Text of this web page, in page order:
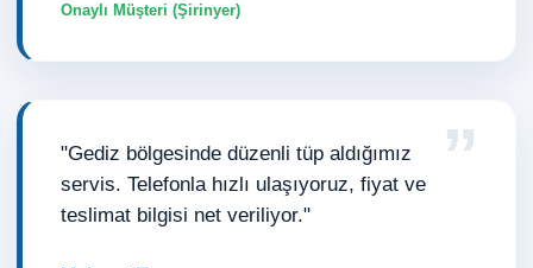
Onaylı Müşteri (Şirinyer)
”
"Gediz bölgesinde düzenli tüp aldığımız
servis. Telefonla hızlı ulaşıyoruz, fiyat ve
teslimat bilgisi net veriliyor."